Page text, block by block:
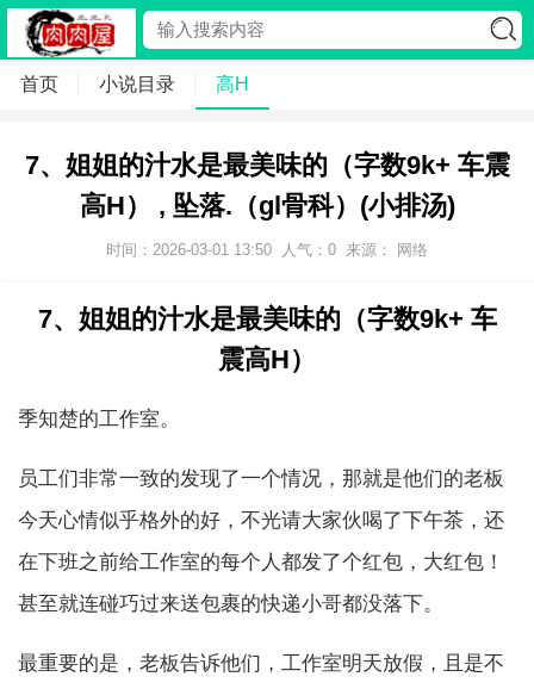
首页 小说目录 高H
7、姐姐的汁水是最美味的（字数9k+ 车震
高H） , 坠落.（gl骨科）(小排汤)
时间：2026-03-01 13:50 人气： 0 来源： 网络
7、姐姐的汁水是最美味的（字数9k+ 车
震高H）
季知楚的工作室。
员工们非常一致的发现了一个情况，那就是他们的老板
今天心情似乎格外的好，不光请大家伙喝了下午茶，还
在下班之前给工作室的每个人都发了个红包，大红包！
甚至就连碰巧过来送包裹的快递小哥都没落下。
最重要的是，老板告诉他们，工作室明天放假，且是不